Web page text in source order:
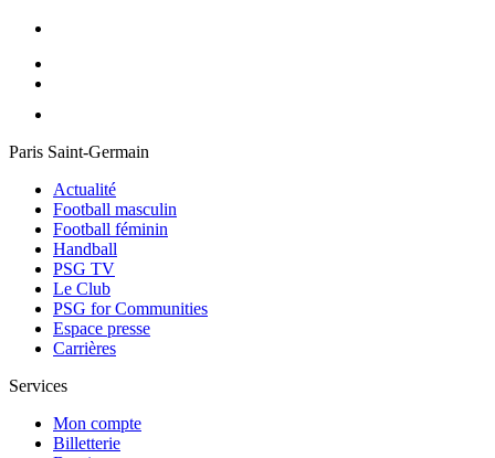
Paris Saint-Germain
Actualité
Football masculin
Football féminin
Handball
PSG TV
Le Club
PSG for Communities
Espace presse
Carrières
Services
Mon compte
Billetterie